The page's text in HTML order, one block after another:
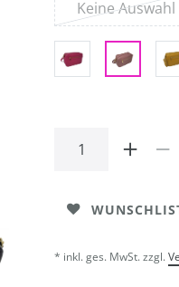
Keine Auswahl
* inkl. ges. MwSt. zzgl.